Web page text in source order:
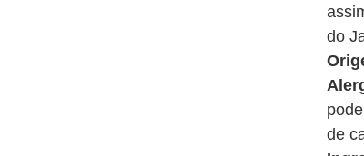
do
de